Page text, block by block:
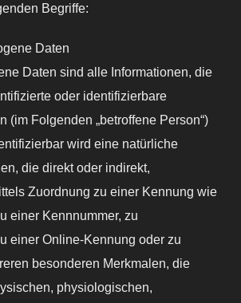
Begriffe:
Daten
Daten sind alle Informationen, die
oder identifizierbare
(im Folgenden „betroffene Person“)
wird eine natürliche
die direkt oder indirekt,
Zuordnung zu einer Kennung wie
einer Kennnummer, zu
einer Online-Kennung oder zu
besonderen Merkmalen, die
physiologischen,